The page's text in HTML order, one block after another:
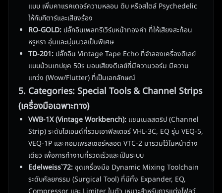
แบบ เพิ่มคาแรคเตอร์ความหลอน ดิบ หรือสไตล์ Psychedelic
ให้กับกีตาร์และเสียงร้อง
RO-GOLD: ปลั๊กอินเพลทรีเวิร์บหน้าทองคำ ที่ให้เสียงสะท้อน
หรูหรา อุ่นและนุ่มนวลเป็นพิเศษ
TD-201: ปลั๊กอิน Vintage Tape Echo ที่จำลองเครื่องดีเลย์
แบบม้วนเทปยุค 50s มอบเสียงดีเลย์ที่มีความวอร์ม มีความ
แกว่ง (Wow/Flutter) ที่เป็นเอกลักษณ์
5. Categories: Special Tools & Channel Strips
(เครื่องมือเฉพาะทาง)
VWB-1X (Vintage Workbench): แชนเนลสตริป (Channel
Strip) ระดับไฮเอนด์ที่รวมเอาฟิลเตอร์ VHL-3C, EQ รุ่น VEQ-5,
VEQ-1P และคอมเพรสเซอร์หลอด VTC-2 มารวมไว้ในหน้าต่าง
เดียว เพื่อการทำงานที่รวดเร็วและเป็นระบบ
Edelweiss`72: ชุดเครื่องมือ Dynamic Mixing Toolchain
ระดับศัลยกรรม (Surgical Tool) ที่มีทั้ง Expander, EQ,